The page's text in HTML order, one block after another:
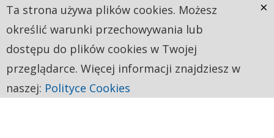
Ta strona używa plików cookies. Możesz
określić warunki przechowywania lub
dostępu do plików cookies w Twojej
przeglądarce. Więcej informacji znajdziesz w
naszej: Polityce Cookies
×